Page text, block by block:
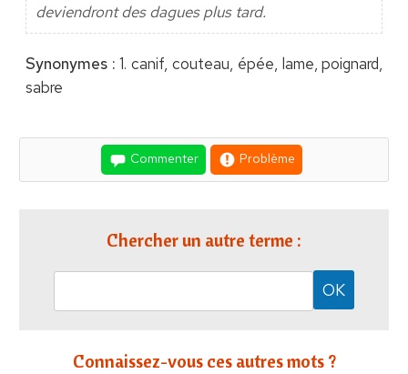
deviendront des dagues plus tard.
Synonymes : 1. canif, couteau, épée, lame, poignard,
sabre
Commenter Problème
Chercher un autre terme :
Connaissez-vous ces autres mots ?